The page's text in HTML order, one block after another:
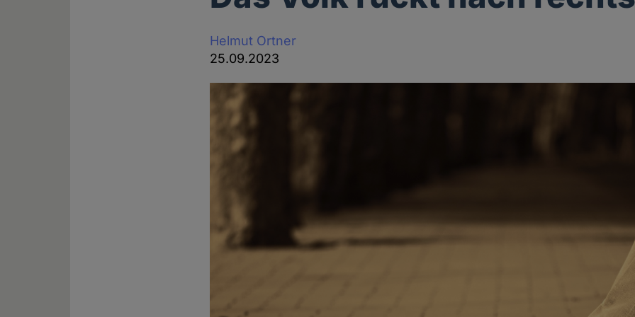
Helmut Ortner
25.09.2023